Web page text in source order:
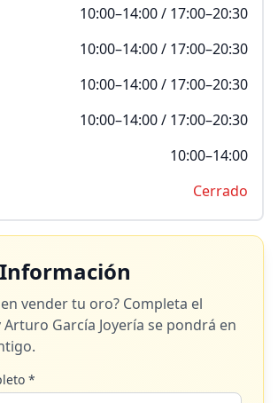
10:00–14:00 / 17:00–20:30
10:00–14:00 / 17:00–20:30
10:00–14:00 / 17:00–20:30
10:00–14:00 / 17:00–20:30
10:00–14:00
Cerrado
vender tu oro? Completa el
Arturo García Joyería se pondrá en
*